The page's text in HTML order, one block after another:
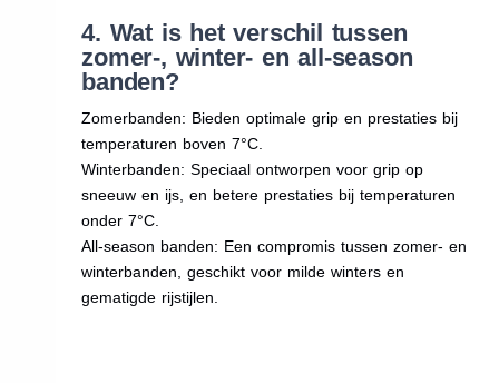
4. Wat is het verschil tussen
zomer-, winter- en all-season
banden?
Zomerbanden: Bieden optimale grip en prestaties bij
temperaturen boven 7°C.
Winterbanden: Speciaal ontworpen voor grip op
sneeuw en ijs, en betere prestaties bij temperaturen
onder 7°C.
All-season banden: Een compromis tussen zomer- en
winterbanden, geschikt voor milde winters en
gematigde rijstijlen.